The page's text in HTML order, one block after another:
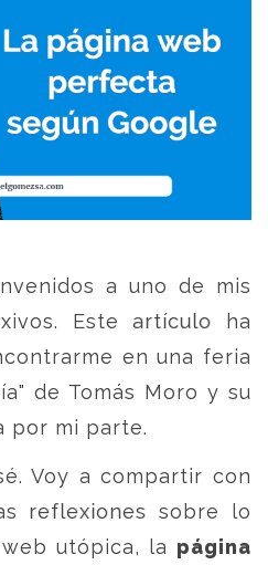
a uno de mis
Este artículo ha
en una feria
de Tomás Moro y su
por mi parte.
Voy a compartir con
reflexiones sobre lo
utópica, la página